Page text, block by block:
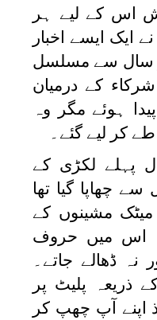
اس کے لیے ہر
ایک ایسے اخبار
سال سے مسلسل
کے درمیان
ہوئے مگر وہ
کر لیے گئے۔
پہلے لکڑی کے
چھاپا گیا تھا
میٹک مشینوں کے
اس میں حروف
نہ ڈھالے جاتے۔
ذریعہ پلیٹ پر
اپنے آپ چھپ کر